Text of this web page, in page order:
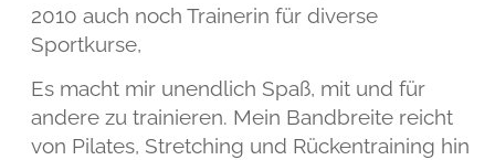
2010 auch noch Trainerin für diverse
Sportkurse,
Es macht mir unendlich Spaß, mit und für
andere zu trainieren. Mein Bandbreite reicht
von Pilates, Stretching und Rückentraining hin